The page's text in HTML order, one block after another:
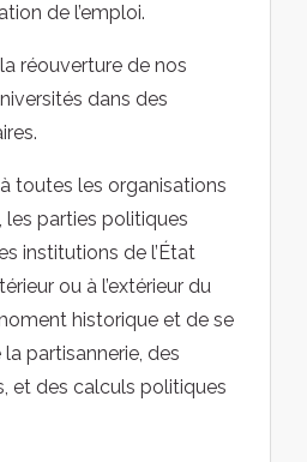
de l’emploi.
réouverture de nos
dans des
toutes les organisations
les parties politiques
institutions de l’État
ou à l’extérieur du
historique et de se
partisannerie, des
et des calculs politiques